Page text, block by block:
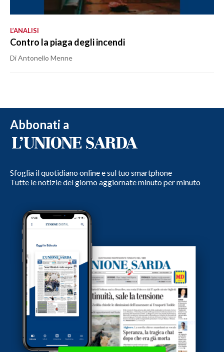
L’ANALISI
Contro la piaga degli incendi
Di Antonello Menne
Abbonati a
Sfoglia il quotidiano online e sul tuo smartphone
Tutte le notizie del giorno aggiornate minuto per minuto